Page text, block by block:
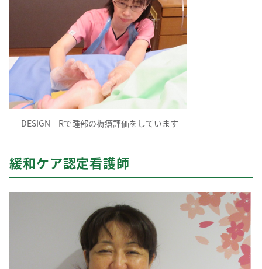
DESIGN―Rで踵部の褥瘡評価をしています
緩和ケア認定看護師